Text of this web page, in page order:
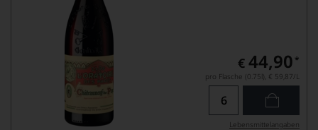
€ 44,90 *
pro Flasche (0.75l), € 59,87/L
Lebensmittel­angaben